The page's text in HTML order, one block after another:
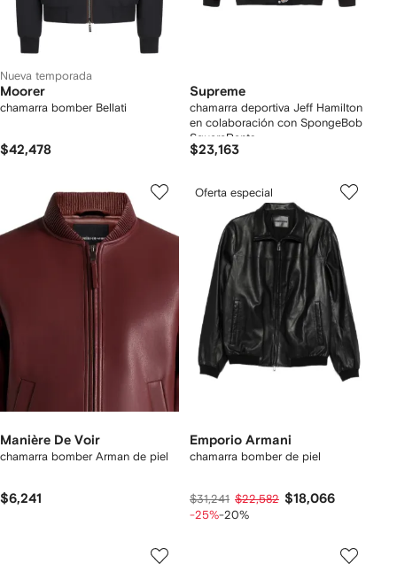
Nueva temporada
Moorer
chamarra bomber Bellati
$42,478
Supreme
chamarra deportiva Jeff Hamilton
en colaboración con SpongeBob
SquarePants
$23,163
Manière De Voir
chamarra bomber Arman de piel
$6,241
Oferta especial
Emporio Armani
chamarra bomber de piel
$31,241 $22,582 $18,066
-25%-20%